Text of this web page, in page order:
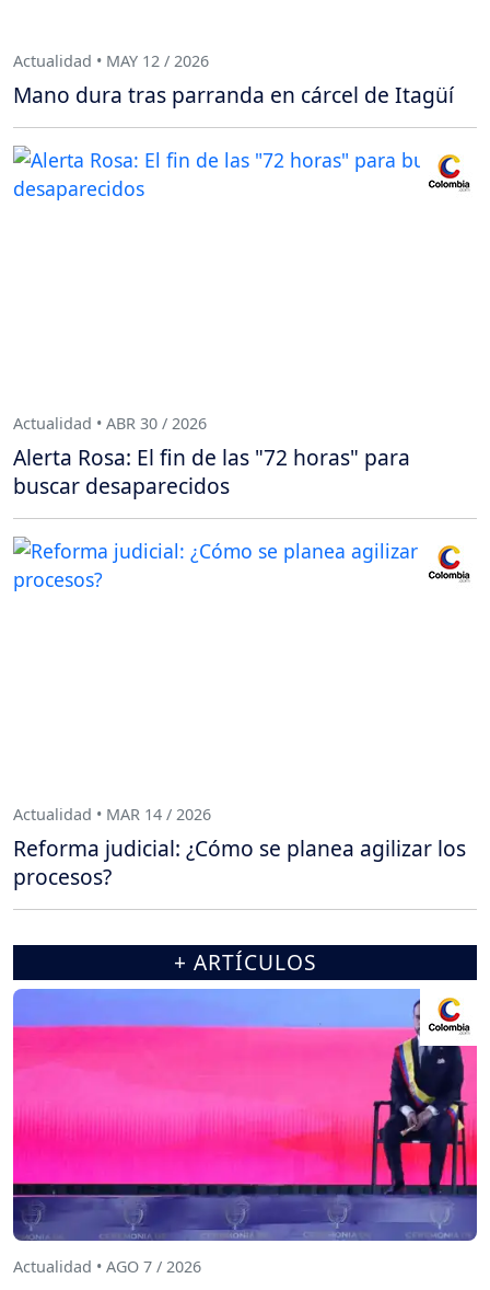
Actualidad • MAY 12 / 2026
Mano dura tras parranda en cárcel de Itagüí
Actualidad • ABR 30 / 2026
Alerta Rosa: El fin de las "72 horas" para
buscar desaparecidos
Actualidad • MAR 14 / 2026
Reforma judicial: ¿Cómo se planea agilizar los
procesos?
+ ARTÍCULOS
Actualidad • AGO 7 / 2026